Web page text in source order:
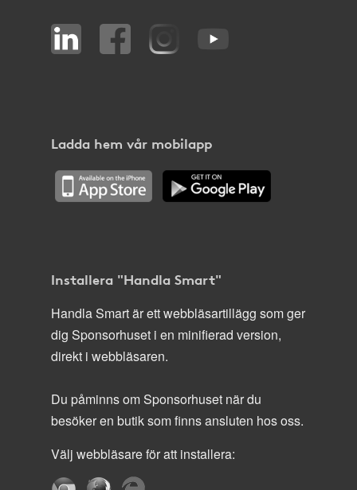
Ladda hem vår mobilapp
Installera "Handla Smart"
Handla Smart är ett webbläsartillägg som ger
dig Sponsorhuset i en minifierad version,
direkt i webbläsaren.
Du påminns om Sponsorhuset när du
besöker en butik som finns ansluten hos oss.
Välj webbläsare för att installera: